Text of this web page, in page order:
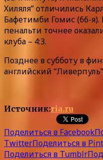
Хиляля” отличились
Бафетимби Гомис (66-
пенальти точнее
клуба – 4:3.
Позднее в субботу в
английский
Источник:ria.ru
Поделиться в Facebook
TwitterПоделиться в
Поделиться в Tumblr